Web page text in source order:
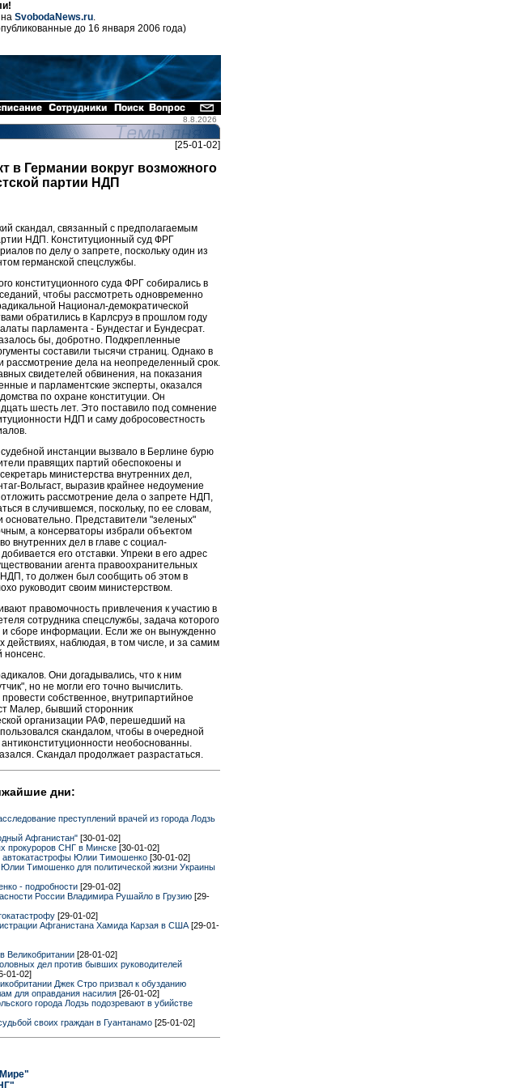
SvobodaNews.ru.
до 16 января 2006 года)
8.8.2026
[25-01-02]
в Германии вокруг возможного
партии НДП
скандал, связанный с предполагаемым
НДП. Конституционный суд ФРГ
по делу о запрете, поскольку один из
германской спецслужбы.
конституционного суда ФРГ собирались в
чтобы рассмотреть одновременно
Национал-демократической
обратились в Карлсруэ в прошлом году
парламента - Бундестаг и Бундесрат.
бы, добротно. Подкрепленные
составили тысячи страниц. Однако в
рассмотрение дела на неопределенный срок.
свидетелей обвинения, на показания
и парламентские эксперты, оказался
по охране конституции. Он
шесть лет. Это поставило под сомнение
НДП и саму добросовестность
инстанции вызвало в Берлине бурю
правящих партий обеспокоены и
министерства внутренних дел,
Вольгаст, выразив крайнее недоумение
рассмотрение дела о запрете НДП,
в случившемся, поскольку, по ее словам,
Представители "зеленых"
а консерваторы избрали объектом
внутренних дел в главе с социал-
его отставки. Упреки в его адрес
агента правоохранительных
НДП, то должен был сообщить об этом в
руководит своим министерством.
правомочность привлечения к участию в
сотрудника спецслужбы, задача которого
и сборе информации. Если же он вынужденно
действиях, наблюдая, в том числе, и за самим
нонсенс.
Они догадывались, что к ним
но не могли его точно вычислить.
собственное, внутрипартийное
Малер, бывший сторонник
организации РАФ, перешедший на
скандалом, чтобы в очередной
необоснованны.
Скандал продолжает разрастаться.
дни:
преступлений врачей из города Лодзь
Афганистан" [30-01-02]
прокуроров СНГ в Минске [30-01-02]
автокатастрофы Юлии Тимошенко [30-01-02]
Тимошенко для политической жизни Украины
- подробности [29-01-02]
России Владимира Рушайло в Грузию [29-
[29-01-02]
Афганистана Хамида Карзая в США [29-01-
Великобритании [28-01-02]
дел против бывших руководителей
01-02]
Джек Стро призвал к обузданию
для оправдания насилия [26-01-02]
города Лодзь подозревают в убийстве
своих граждан в Гуантанамо [25-01-02]